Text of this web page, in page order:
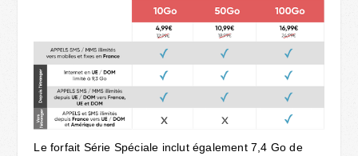
Le forfait Série Spéciale inclut également 7,4 Go de